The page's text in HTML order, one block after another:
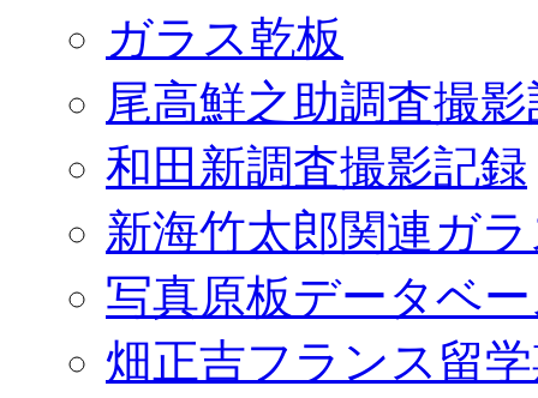
ガラス乾板
尾高鮮之助調査撮
和田新調査撮影記録
新海竹太郎関連ガ
写真原板データベ
畑正吉フランス留